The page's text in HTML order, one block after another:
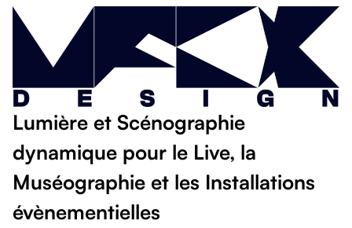
Lumière et Scénographie
dynamique pour le Live, la
Muséographie et les Installations
évènementielles